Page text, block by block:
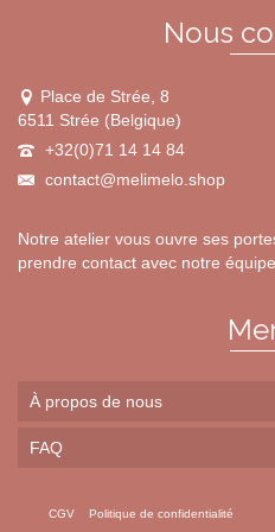
Nous
Place de Strée, 8
6511 Strée (Belgique)
+32(0)71 14 14 84
contact@melimelo.shop
Notre atelier vous ouvre ses
prendre contact avec notre
À propos de nous
FAQ
CGV Politique de confidentialité